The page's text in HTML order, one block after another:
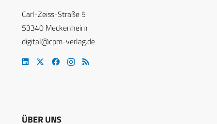
Carl-Zeiss-Straße 5
53340 Meckenheim
digital@cpm-verlag.de
ÜBER UNS